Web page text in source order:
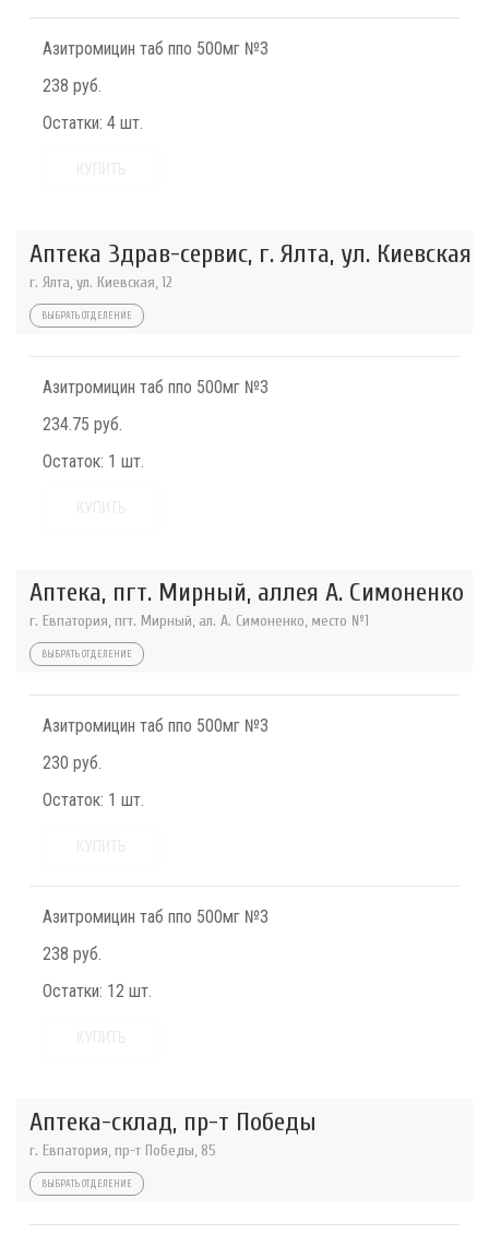
Азитромицин таб ппо 500мг №3
238 руб.
Остатки: 4 шт.
Аптека Здрав-сервис, г. Ялта, ул. Киевская
г. Ялта, ул. Киевская, 12
ВЫБРАТЬ ОТДЕЛЕНИЕ
Азитромицин таб ппо 500мг №3
234.75 руб.
Остаток: 1 шт.
Аптека, пгт. Мирный, аллея А. Симоненко
г. Евпатория, пгт. Мирный, ал. А. Симоненко, место №1
ВЫБРАТЬ ОТДЕЛЕНИЕ
Азитромицин таб ппо 500мг №3
230 руб.
Остаток: 1 шт.
Азитромицин таб ппо 500мг №3
238 руб.
Остатки: 12 шт.
Аптека-склад, пр-т Победы
г. Евпатория, пр-т Победы, 85
ВЫБРАТЬ ОТДЕЛЕНИЕ